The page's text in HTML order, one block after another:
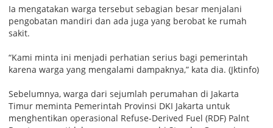
Ia mengatakan warga tersebut sebagian besar menjalani
pengobatan mandiri dan ada juga yang berobat ke rumah
sakit.
“Kami minta ini menjadi perhatian serius bagi pemerintah
karena warga yang mengalami dampaknya,” kata dia. (Jktinfo)
Sebelumnya, warga dari sejumlah perumahan di Jakarta
Timur meminta Pemerintah Provinsi DKI Jakarta untuk
menghentikan operasional Refuse-Derived Fuel (RDF) Palnt